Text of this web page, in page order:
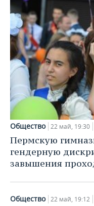
Общество 22 май, 19:30
Пермскую
гендерную
завышения
Общество 22 май, 19:12